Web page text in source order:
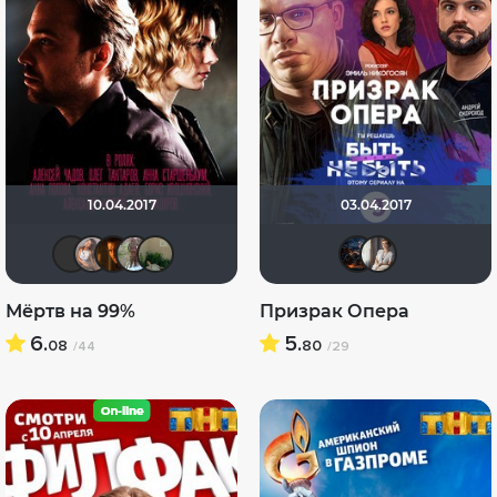
10.04.2017
AAndrew_AN
Мёртв на 99%
6.08 /44
03.04.2017
Призрак Опера
5.80 /29